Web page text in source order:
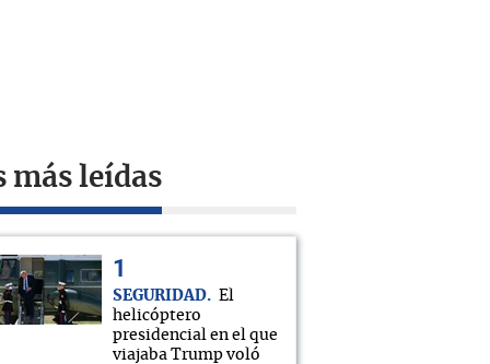
más leídas
SEGURIDAD
El
helicóptero
presidencial en el que
viajaba Trump voló